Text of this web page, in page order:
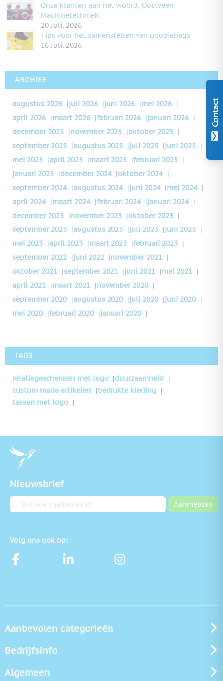
Contact
Onze klanten aan het woord; Oostveen
Machinetechniek
20 Juli, 2026
Tips voor het samenstellen van goodiebags
16 Juli, 2026
ARCHIEF
augustus 2026 |juli 2026 |juni 2026 |mei 2026 |
april 2026 |maart 2026 |februari 2026 |januari 2026 |
december 2025 |november 2025 |oktober 2025 |
september 2025 |augustus 2025 |juli 2025 |juni 2025 |
mei 2025 |april 2025 |maart 2025 |februari 2025 |
januari 2025 |december 2024 |oktober 2024 |
september 2024 |augustus 2024 |juni 2024 |mei 2024 |
april 2024 |maart 2024 |februari 2024 |januari 2024 |
december 2023 |november 2023 |oktober 2023 |
september 2023 |augustus 2023 |juli 2023 |juni 2023 |
mei 2023 |april 2023 |maart 2023 |februari 2023 |
september 2022 |juni 2022 |november 2021 |
oktober 2021 |september 2021 |juni 2021 |mei 2021 |
april 2021 |maart 2021 |november 2020 |
september 2020 |augustus 2020 |juli 2020 |juni 2020 |
mei 2020 |februari 2020 |januari 2020 |
TAGS
relatiegeschenken met logo
duurzaamheid
custom made artikelen
bedrukte kleding
tassen met logo
Nieuwsbrief
E-mailadres Aanmelden
Volg ons ook op:
Aanbevolen categorieën
Bedrijfsinfo
Algemeen